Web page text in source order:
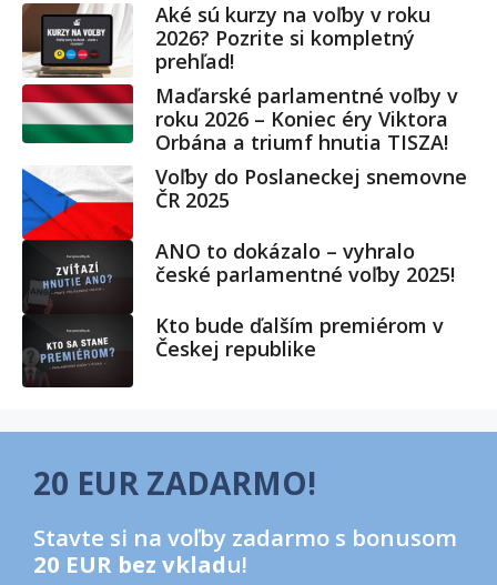
Aké sú kurzy na voľby v roku
2026? Pozrite si kompletný
prehľad!
Maďarské parlamentné voľby v
roku 2026 – Koniec éry Viktora
Orbána a triumf hnutia TISZA!
Voľby do Poslaneckej snemovne
ČR 2025
ANO to dokázalo – vyhralo
české parlamentné voľby 2025!
Kto bude ďalším premiérom v
Českej republike
20 EUR ZADARMO!
Stavte si na voľby zadarmo s bonusom
20 EUR bez vkladu!